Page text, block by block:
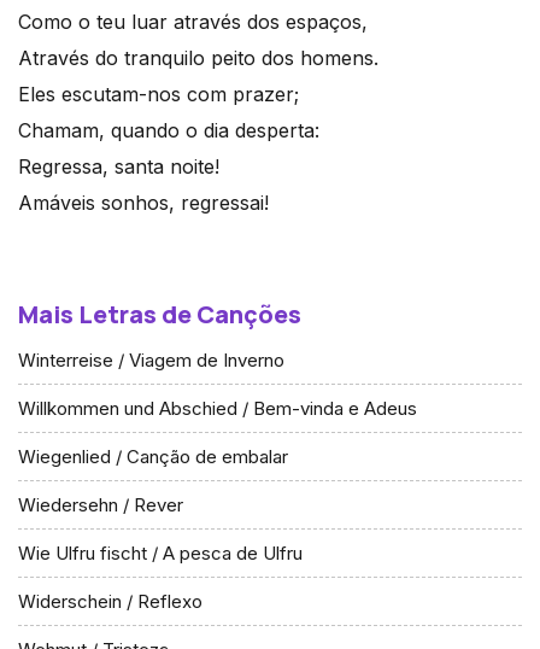
Como o teu luar através dos espaços,
Através do tranquilo peito dos homens.
Eles escutam-nos com prazer;
Chamam, quando o dia desperta:
Regressa, santa noite!
Amáveis sonhos, regressai!
Mais Letras de Canções
Winterreise / Viagem de Inverno
Willkommen und Abschied / Bem-vinda e Adeus
Wiegenlied / Canção de embalar
Wiedersehn / Rever
Wie Ulfru fischt / A pesca de Ulfru
Widerschein / Reflexo